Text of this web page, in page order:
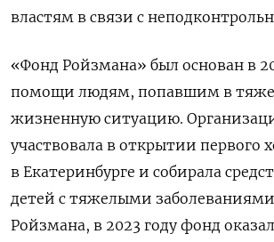
властям в связи с
«Фонд Ройзмана» был основан в
помощи людям, попавшим в
жизненную ситуацию.
участвовала в открытии первого
в Екатеринбурге и собирала
детей с тяжелыми
Ройзмана, в 2023 году фонд